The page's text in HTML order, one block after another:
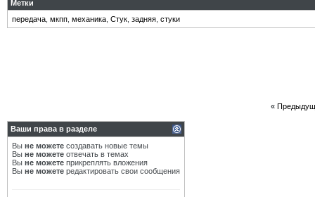
Метки
передача мкпп механика Стук задняя стуки
«
Ваши права в разделе
Вы не можете создавать новые темы
Вы не можете отвечать в темах
Вы не можете прикреплять вложения
Вы не можете редактировать свои сообщения